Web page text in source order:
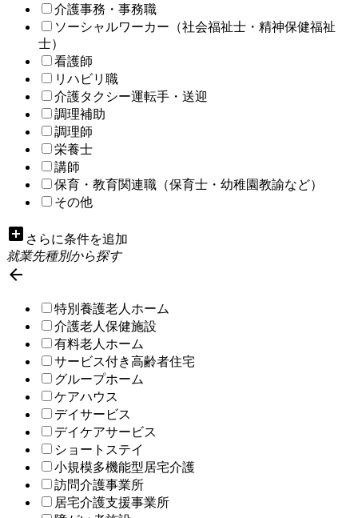
介護事務・事務職
ソーシャルワーカー（社会福祉士・精神保健福祉
士）
看護師
リハビリ職
介護タクシー運転手・送迎
調理補助
調理師
栄養士
講師
保育・教育関連職（保育士・幼稚園教諭など）
その他
add_box さらに条件を追加
就業先種別から探す

特別養護老人ホーム
介護老人保健施設
有料老人ホーム
サービス付き高齢者住宅
グループホーム
ケアハウス
デイサービス
デイケアサービス
ショートステイ
小規模多機能型居宅介護
訪問介護事業所
居宅介護支援事業所